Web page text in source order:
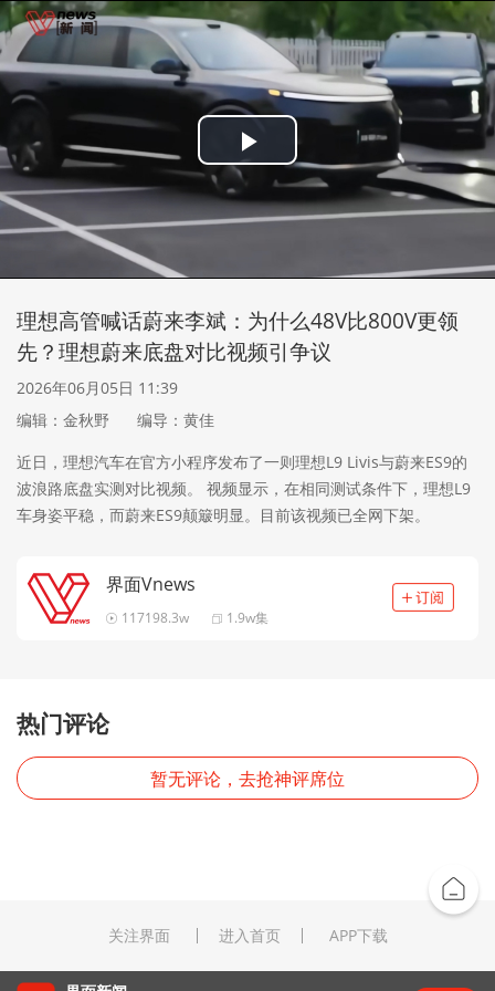
Play
Video
理想高管喊话蔚来李斌：为什么48V比800V更领
先？理想蔚来底盘对比视频引争议
2026年06月05日 11:39
编辑：金秋野
编导：黄佳
近日，理想汽车在官方小程序发布了一则理想L9 Livis与蔚来ES9的
波浪路底盘实测对比视频。 视频显示，在相同测试条件下，理想L9
车身姿平稳，而蔚来ES9颠簸明显。目前该视频已全网下架。
界面Vnews
117198.3w 1.9w集
热门评论
暂无评论，去抢神评席位
关注界面 进入首页 APP下载